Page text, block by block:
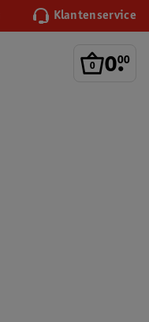
Klantenservice
0.
00